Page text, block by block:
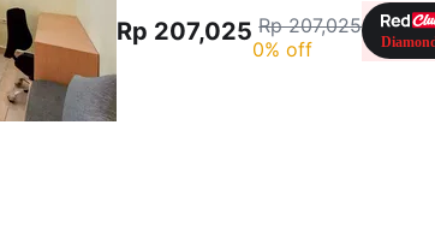
Rp 207,025 Rp 207,025
0% off